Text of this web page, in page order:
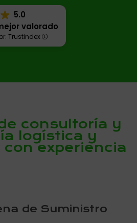
5.0
valorado
Trustindex
consultoría y
logística y
experiencia
de Suministro